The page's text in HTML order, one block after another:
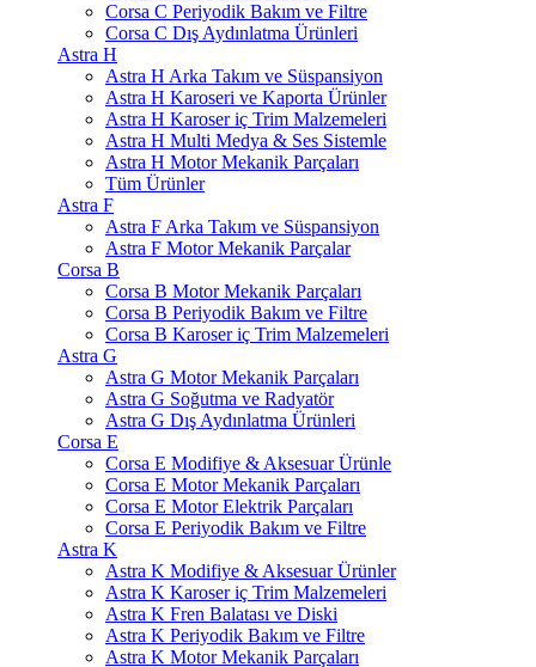
Corsa C Periyodik Bakım ve Filtre
Corsa C Dış Aydınlatma Ürünleri
Astra H
Astra H Arka Takım ve Süspansiyon
Astra H Karoseri ve Kaporta Ürünler
Astra H Karoser iç Trim Malzemeleri
Astra H Multi Medya & Ses Sistemle
Astra H Motor Mekanik Parçaları
Tüm Ürünler
Astra F
Astra F Arka Takım ve Süspansiyon
Astra F Motor Mekanik Parçalar
Corsa B
Corsa B Motor Mekanik Parçaları
Corsa B Periyodik Bakım ve Filtre
Corsa B Karoser iç Trim Malzemeleri
Astra G
Astra G Motor Mekanik Parçaları
Astra G Soğutma ve Radyatör
Astra G Dış Aydınlatma Ürünleri
Corsa E
Corsa E Modifiye & Aksesuar Ürünle
Corsa E Motor Mekanik Parçaları
Corsa E Motor Elektrik Parçaları
Corsa E Periyodik Bakım ve Filtre
Astra K
Astra K Modifiye & Aksesuar Ürünler
Astra K Karoser iç Trim Malzemeleri
Astra K Fren Balatası ve Diski
Astra K Periyodik Bakım ve Filtre
Astra K Motor Mekanik Parçaları